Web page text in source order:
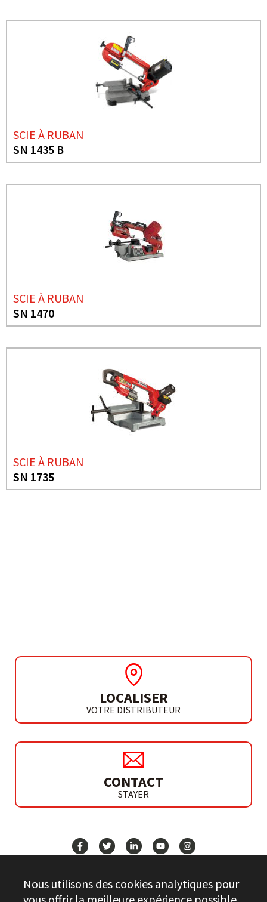
SCIE À RUBAN
SN 1435 B
SCIE À RUBAN
SN 1470
SCIE À RUBAN
SN 1735
LOCALISER
VOTRE DISTRIBUTEUR
CONTACT
STAYER
CONTACT
Nous utilisons des cookies analytiques pour